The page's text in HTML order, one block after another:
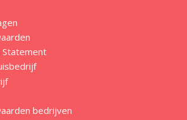
Statement
bedrijven